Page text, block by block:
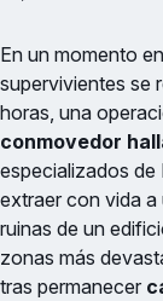
En un momento
supervivientes se
horas, una
conmovedor
especializados
extraer con vida a
ruinas de un
zonas más
tras permanecer